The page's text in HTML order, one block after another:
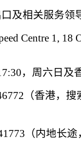
及相关服务领
Centre 1, 18
，周六日及
（香港，搜
（内地长途